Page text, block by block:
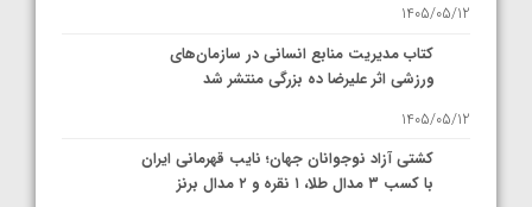
1405/05/12
کتاب مدیریت منابع انسانی در سازمان‌های
ورزشی اثر علیرضا ده بزرگی منتشر شد
1405/05/12
کشتی آزاد نوجوانان جهان؛ نایب قهرمانی ایران
با کسب ۳ مدال طلا، ۱ نقره و ۲ مدال برنز